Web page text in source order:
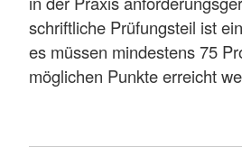
schriftliche Prüfungsteil ist
es müssen mindestens 75
möglichen Punkte erreicht